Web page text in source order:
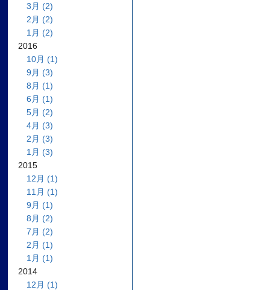
3月 (2)
2月 (2)
1月 (2)
2016
10月 (1)
9月 (3)
8月 (1)
6月 (1)
5月 (2)
4月 (3)
2月 (3)
1月 (3)
2015
12月 (1)
11月 (1)
9月 (1)
8月 (2)
7月 (2)
2月 (1)
1月 (1)
2014
12月 (1)